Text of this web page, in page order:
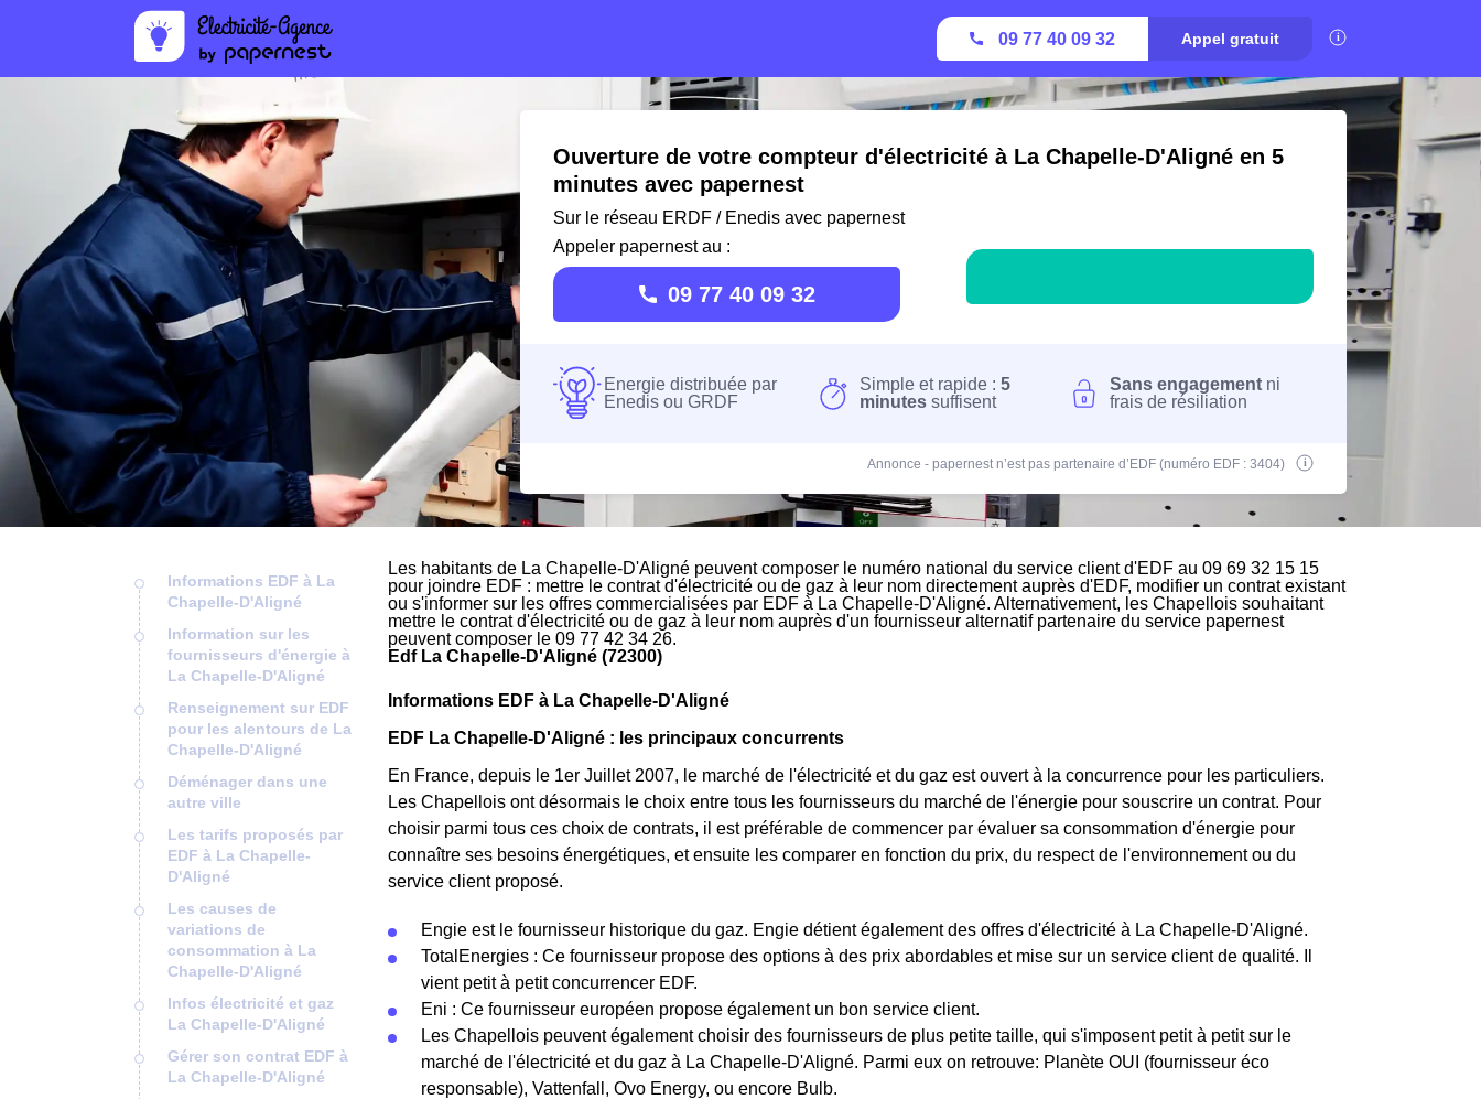
09 77 40 09 32 Appel gratuit
Ouverture de votre compteur d'électricité à La Chapelle-D'Aligné en 5
minutes avec papernest
Sur le réseau ERDF / Enedis avec papernest
Appeler papernest au :
09 77 40 09 32
Energie distribuée par
Enedis ou GRDF
Simple et rapide :5
minutes suffisent
Sans engagement ni
frais de résiliation
Annonce - papernest n’est pas partenaire d’EDF (numéro EDF : 3404)
Informations EDF à La
Chapelle-D'Aligné
Information sur les
fournisseurs d'énergie à
La Chapelle-D'Aligné
Renseignement sur EDF
pour les alentours de La
Chapelle-D'Aligné
Déménager dans une
autre ville
Les tarifs proposés par
EDF à La Chapelle-
D'Aligné
Les causes de
variations de
consommation à La
Chapelle-D'Aligné
Infos électricité et gaz
La Chapelle-D'Aligné
Gérer son contrat EDF à
La Chapelle-D'Aligné
Les habitants de La Chapelle-D'Aligné peuvent composer le numéro national du service client d'EDF au 09 69 32 15 15
pour joindre EDF : mettre le contrat d'électricité ou de gaz à leur nom directement auprès d'EDF, modifier un contrat existant
ou s'informer sur les offres commercialisées par EDF à La Chapelle-D'Aligné. Alternativement, les Chapellois souhaitant
mettre le contrat d'électricité ou de gaz à leur nom auprès d'un fournisseur alternatif partenaire du service papernest
peuvent composer le 09 77 42 34 26.
Edf La Chapelle-D'Aligné (72300)
Informations EDF à La Chapelle-D'Aligné
EDF La Chapelle-D'Aligné : les principaux concurrents
En France, depuis le 1er Juillet 2007, le marché de l'électricité et du gaz est ouvert à la concurrence pour les particuliers.
Les Chapellois ont désormais le choix entre tous les fournisseurs du marché de l'énergie pour souscrire un contrat. Pour
choisir parmi tous ces choix de contrats, il est préférable de commencer par évaluer sa consommation d'énergie pour
connaître ses besoins énergétiques, et ensuite les comparer en fonction du prix, du respect de l'environnement ou du
service client proposé.
Engie est le fournisseur historique du gaz. Engie détient également des offres d'électricité à La Chapelle-D'Aligné.
TotalEnergies : Ce fournisseur propose des options à des prix abordables et mise sur un service client de qualité. Il
vient petit à petit concurrencer EDF.
Eni : Ce fournisseur européen propose également un bon service client.
Les Chapellois peuvent également choisir des fournisseurs de plus petite taille, qui s'imposent petit à petit sur le
marché de l'électricité et du gaz à La Chapelle-D'Aligné. Parmi eux on retrouve: Planète OUI (fournisseur éco
responsable), Vattenfall, Ovo Energy, ou encore Bulb.